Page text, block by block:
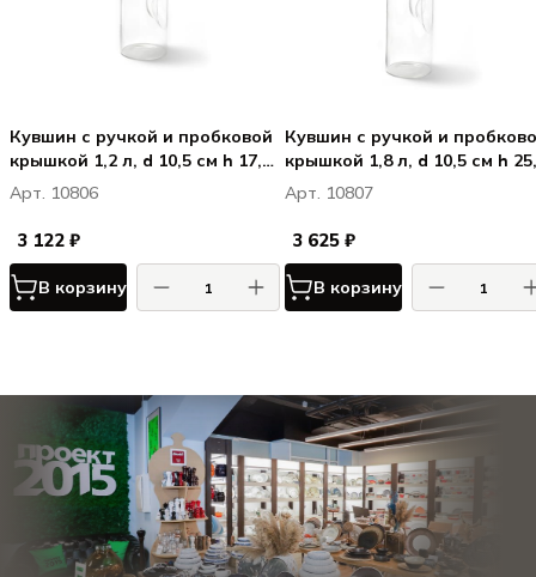
Кувшин с ручкой и пробковой
крышкой 1,2 л, d 10,5 см h 17,8
см, стекло
Арт. 10806
3 122 ₽
В корзину
Кувшин с ручкой и
крышкой 1,8 л, d 10,5 см h
см, стекло
Арт. 10807
3 625 ₽
В корзину